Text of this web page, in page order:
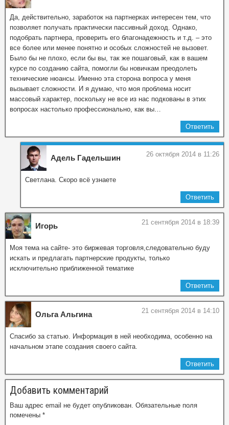
Да, действительно, заработок на партнерках интересен тем, что
позволяет получать практически пассивный доход. Однако,
подобрать партнера, проверить его благонадежность и т.д. – это
все более или менее понятно и особых сложностей не вызовет.
Было бы не плохо, если бы вы, так же пошаговый, как в вашем
курсе по созданию сайта, помогли бы новичкам преодолеть
технические нюансы. Именно эта сторона вопроса у меня
вызывает сложности. И я думаю, что моя проблема носит
массовый характер, поскольку не все из нас подкованы в этих
вопросах настолько профессионально, как вы…
Ответить
Адель Гадельшин 26 октября 2014 в 11:26
Светлана. Скоро всё узнаете
Ответить
Игорь 21 сентября 2014 в 18:39
Моя тема на сайте- это биржевая торговля,следовательно буду
искать и предлагать партнерские продукты, только
исключительно приближенной тематике
Ответить
Ольга Альгина 21 сентября 2014 в 14:10
Спасибо за статью. Информация в ней необходима, особенно на
начальном этапе создания своего сайта.
Ответить
Добавить комментарий
Ваш адрес email не будет опубликован. Обязательные поля
помечены *